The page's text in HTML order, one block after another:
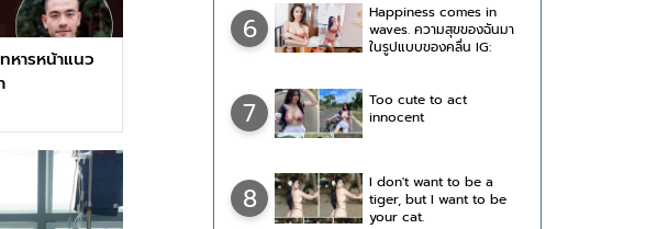
หารหน้าแนว
6
Happiness comes in
waves. ความสุขของฉันมา
ในรูปแบบของคลื่น IG:
7
Too cute to act
innocent
8
I don't want to be a
tiger, but I want to be
your cat.